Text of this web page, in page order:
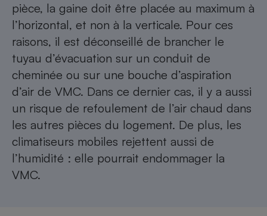
pièce, la gaine doit être placée au maximum à
l’horizontal, et non à la verticale. Pour ces
raisons, il est déconseillé de brancher le
tuyau d’évacuation sur un conduit de
cheminée ou sur une bouche d’aspiration
d’air de VMC. Dans ce dernier cas, il y a aussi
un risque de refoulement de l’air chaud dans
les autres pièces du logement. De plus, les
climatiseurs mobiles rejettent aussi de
l’humidité : elle pourrait endommager la
VMC.